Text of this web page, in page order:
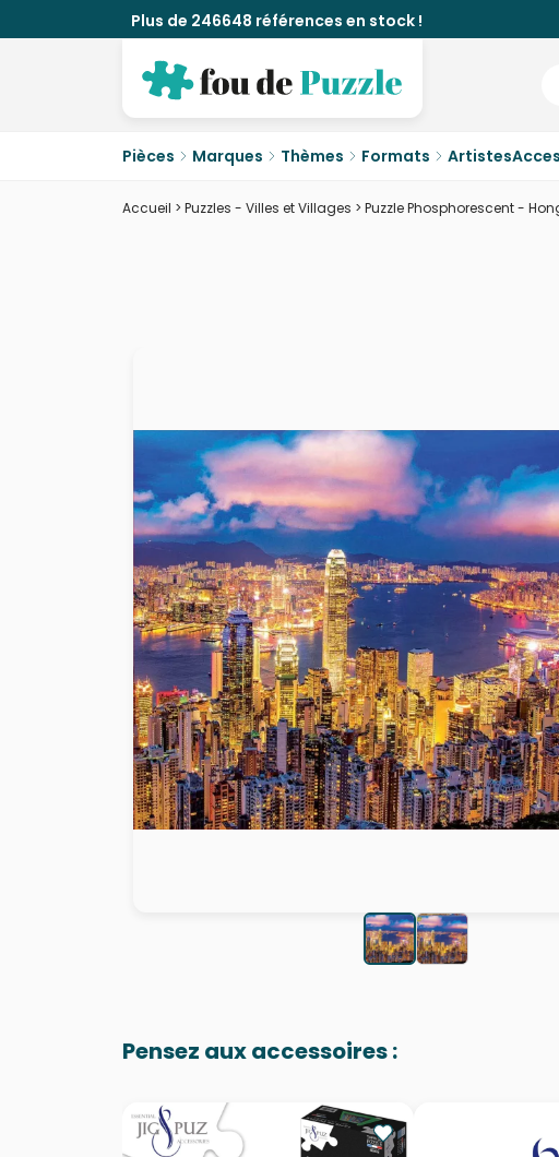
Plus de 246648 références en stock !
Pièces Marques Thèmes Formats Artistes
Accueil > Puzzles - Villes et Villages > Puzzle Phosphorescent -
Pensez aux accessoires :